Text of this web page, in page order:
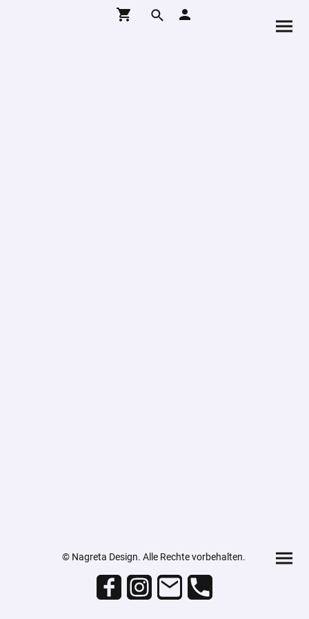
© Nagreta Design. Alle Rechte vorbehalten.